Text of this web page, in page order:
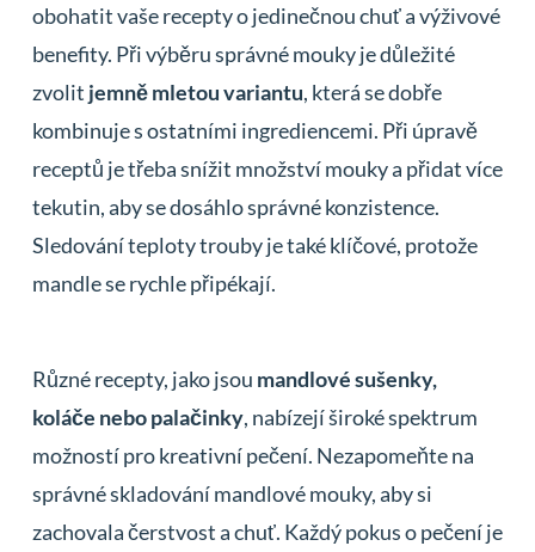
obohatit vaše recepty o jedinečnou chuť a výživové
benefity. Při výběru správné mouky je důležité
zvolit jemně mletou variantu, která se dobře
kombinuje s ostatními ingrediencemi. Při úpravě
receptů je třeba snížit množství mouky a přidat více
tekutin, aby se dosáhlo správné konzistence.
Sledování teploty trouby je také klíčové, protože
mandle se rychle připékají.
Různé recepty, jako jsou mandlové sušenky,
koláče nebo palačinky, nabízejí široké spektrum
možností pro kreativní pečení. Nezapomeňte na
správné skladování mandlové mouky, aby si
zachovala čerstvost a chuť. Každý pokus o pečení je